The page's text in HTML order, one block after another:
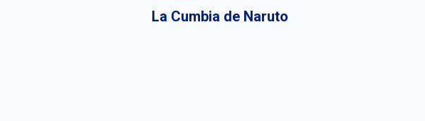
La Cumbia de Naruto